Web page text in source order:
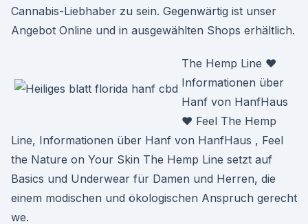
Cannabis-Liebhaber zu sein. Gegenwärtig ist unser
Angebot Online und in ausgewählten Shops erhältlich.
The Hemp Line ♥
Informationen über
Hanf von HanfHaus
♥ Feel The Hemp
Line, Informationen über Hanf von HanfHaus , Feel
the Nature on Your Skin The Hemp Line setzt auf
Basics und Underwear für Damen und Herren, die
einem modischen und ökologischen Anspruch gerecht
we.